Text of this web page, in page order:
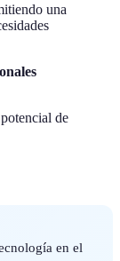
una
de
en el